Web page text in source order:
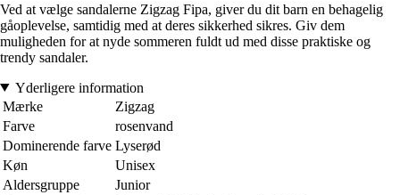
Ved at vælge sandalerne Zigzag Fipa, giver du dit barn en behagelig
gåoplevelse, samtidig med at deres sikkerhed sikres. Giv dem
muligheden for at nyde sommeren fuldt ud med disse praktiske og
trendy sandaler.
Yderligere information
Mærke
Zigzag
Farve
rosenvand
Dominerende farve Lyserød
Køn
Unisex
Aldersgruppe
Junior